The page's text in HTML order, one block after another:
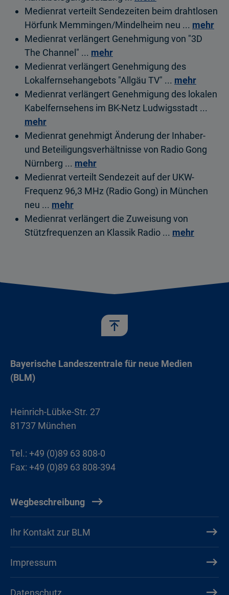
Medienrat verteilt Sendezeiten beim drahtlosen
Hörfunk Memmingen/Mindelheim neu ... mehr
Medienrat verlängert Genehmigung von "3D
The Channel" ... mehr
Medienrat verlängert Genehmigung des
Lokalfernsehangebots "Allgäu TV" ... mehr
Medienrat verlängert Genehmigung des lokalen
Kabelfernsehens im BK-Netz Ludwigsstadt ...
mehr
Medienrat genehmigt Änderung der Inhaber-
und Beteiligungsverhältnisse von Radio Gong
Nürnberg ... mehr
Medienrat verteilt Sendezeit auf der UKW-
Frequenz 96,3 MHz (Radio Gong) in München
neu ... mehr
Medienrat verlängert die Zuweisung von
Stützfrequenzen an Klassik Radio ... mehr
Bayerische Landeszentrale für neue Medien
(BLM)
Heinrich-Lübke-Str. 27
81737 München
Tel.: +49 (0)89 63 808-0
Fax: +49 (0)89 63 808-394
Wegbeschreibung
Ihr Kontakt zur BLM
Impressum
Datenschutz